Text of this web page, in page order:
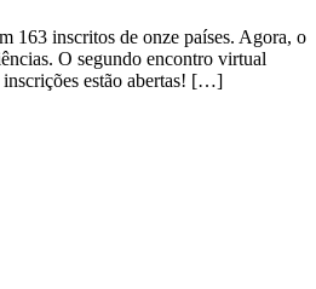
163 inscritos de onze países. Agora, o
O segundo encontro virtual
estão abertas! […]